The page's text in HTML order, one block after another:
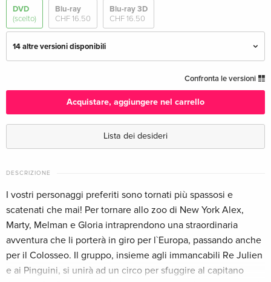
DVD
(scelto)
Blu-ray
CHF 16.50
Blu-ray 3D
CHF 16.50
14 altre versioni disponibili
CHF 16.50
Italiano
Riedizione
Inglese · UK Version
Edizione standard
Inglese · US Version
CHF 19.50
Confronta le versioni
Acquistare, aggiungere nel carrello
Lista dei desideri
DESCRIZIONE
I vostri personaggi preferiti sono tornati più spassosi e
scatenati che mai! Per tornare allo zoo di New York Alex,
Marty, Melman e Gloria intraprendono una straordinaria
avventura che li porterà in giro per l`Europa, passando anche
per il Colosseo. Il gruppo, insieme agli immancabili Re Julien
e ai Pinguini, si unirà ad un circo per sfuggire al capitano